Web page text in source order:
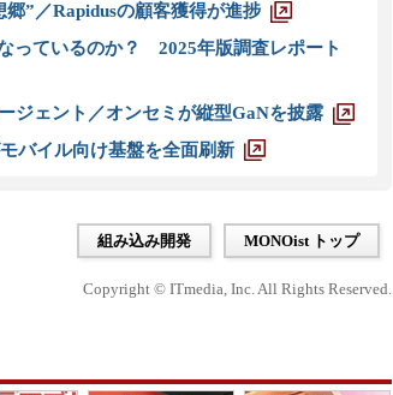
”／Rapidusの顧客獲得が進捗
っているのか？ 2025年版調査レポート
ジェント／オンセミが縦型GaNを披露
バイル向け基盤を全面刷新
組み込み開発 MONOist トップ
Copyright © ITmedia, Inc. All Rights Reserved.